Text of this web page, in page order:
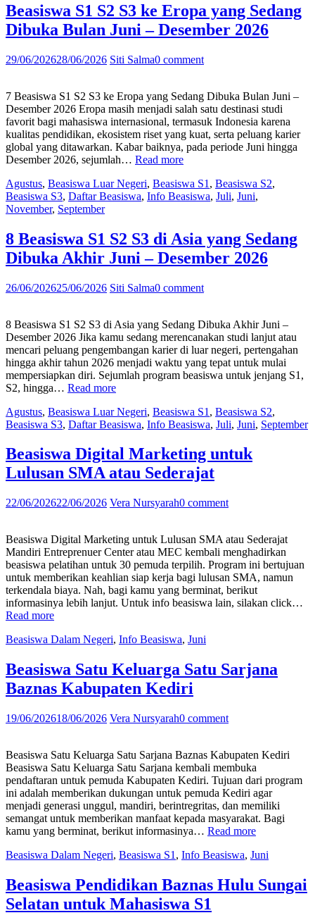
Beasiswa S1 S2 S3 ke Eropa yang Sedang
Dibuka Bulan Juni – Desember 2026
29/06/202628/06/2026 Siti Salma0 comment
7 Beasiswa S1 S2 S3 ke Eropa yang Sedang Dibuka Bulan Juni –
Desember 2026 Eropa masih menjadi salah satu destinasi studi
favorit bagi mahasiswa internasional, termasuk Indonesia karena
kualitas pendidikan, ekosistem riset yang kuat, serta peluang karier
global yang ditawarkan. Kabar baiknya, pada periode Juni hingga
Desember 2026, sejumlah… Read more“Beasiswa
S2
S3
yang
Sedang
Dibuka
Juni
2026”
Agustus, Beasiswa Luar Negeri, Beasiswa S1 , Beasiswa S2,
Beasiswa S3, Daftar Beasiswa, Info Beasiswa, Juli, Juni,
November, September
8 Beasiswa S1 S2 S3 di Asia yang Sedang
Dibuka Akhir Juni – Desember 2026
26/06/202625/06/2026 Siti Salma0 comment
8 Beasiswa S1 S2 S3 di Asia yang Sedang Dibuka Akhir Juni –
Desember 2026 Jika kamu sedang merencanakan studi lanjut atau
mencari peluang pengembangan karier di luar negeri, pertengahan
hingga akhir tahun 2026 menjadi waktu yang tepat untuk mulai
mempersiapkan diri. Sejumlah program beasiswa untuk jenjang S1,
S2, hingga… Read more“8
S1
S2
di
Asia
yang
Dibuka
–
Desember
2026”
Agustus, Beasiswa Luar Negeri, Beasiswa S1 , Beasiswa S2,
Beasiswa S3, Daftar Beasiswa, Info Beasiswa, Juli, Juni, September
Beasiswa Digital Marketing untuk
Lulusan SMA atau Sederajat
22/06/202622/06/2026 Vera Nursyarah0 comment
Beasiswa Digital Marketing untuk Lulusan SMA atau Sederajat
Mandiri Entreprenuer Center atau MEC kembali menghadirkan
beasiswa pelatihan untuk 30 pemuda terpilih. Program ini bertujuan
untuk memberikan keahlian siap kerja bagi lulusan SMA, namun
terkendala biaya. Nah, bagi kamu yang berminat, berikut
informasinya lebih lanjut. Untuk info beasiswa lain, silakan click…
Read more“Beasiswa
Marketing
Lulusan
SMA
atau
Beasiswa Dalam Negeri, Info Beasiswa, Juni
Beasiswa Satu Keluarga Satu Sarjana
Baznas Kabupaten Kediri
19/06/202618/06/2026 Vera Nursyarah0 comment
Beasiswa Satu Keluarga Satu Sarjana Baznas Kabupaten Kediri
Beasiswa Satu Keluarga Satu Sarjana kembali membuka
pendaftaran untuk pemuda Kabupaten Kediri. Tujuan dari program
ini adalah memberikan dukungan untuk pemuda Kediri agar
menjadi generasi unggul, mandiri, berintregritas, dan memiliki
semangat untuk memberikan manfaat kepada masyarakat. Bagi
kamu yang berminat, berikut informasinya… Read more“Beasiswa
Keluarga
Sarjana
Baznas
Beasiswa Dalam Negeri, Beasiswa S1 , Info Beasiswa, Juni
Beasiswa Pendidikan Baznas Hulu Sungai
Selatan untuk Mahasiswa S1